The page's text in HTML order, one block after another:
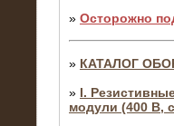
» Осторожно
» КАТАЛОГ
» I.
модули (400 В,